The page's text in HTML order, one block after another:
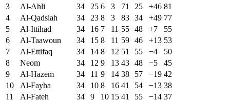
3
Al-Ahli 34 25 6 3 71 25 +46 81
4
Al-Qadsiah 34 23 8 3 83 34 +49 77
5
Al-Ittihad 34 16 7 11 55 48 +7
55
6
Al-Taawoun 34 15 8 11 59 46 +13 53
7
Al-Ettifaq 34 14 8 12 51 55 −4
50
8
Neom 34 12 9 13 43 48 −5
45
9
Al-Hazem 34 11 9 14 38 57 −19 42
10
Al-Fayha 34 10 8 16 41 54 −13 38
11
Al-Fateh 34 9 10 15 41 55 −14 37